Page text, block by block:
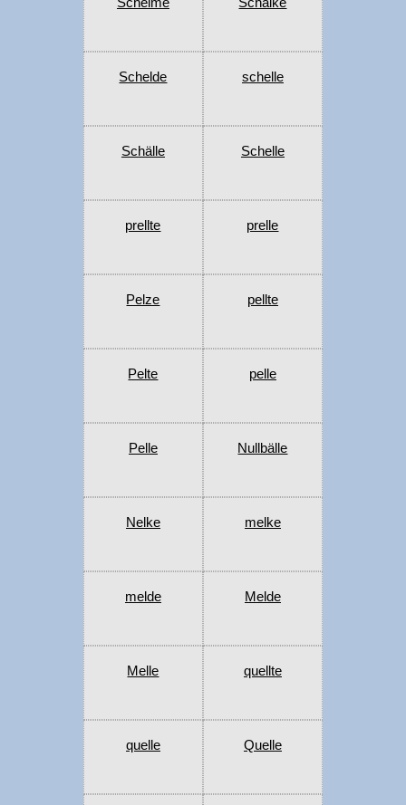
Schelde schelle
Schälle Schelle
prellte prelle
Pelze pellte
Pelte pelle
Pelle Nullbälle
Nelke melke
melde Melde
Melle quellte
quelle Quelle